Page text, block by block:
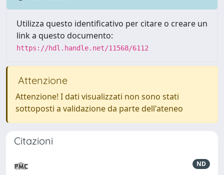
Utilizza questo identificativo per citare o creare un
link a questo documento:
https://hdl.handle.net/11568/6112
Attenzione
Attenzione! I dati visualizzati non sono stati
sottoposti a validazione da parte dell'ateneo
Citazioni
ND